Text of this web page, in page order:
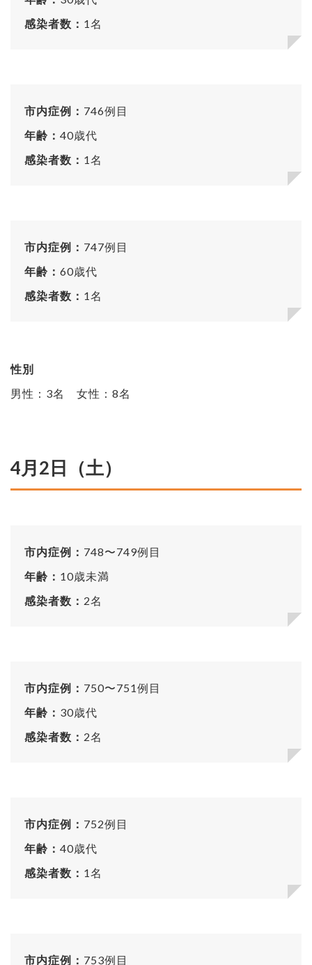
感染者数： 1名
市内症例： 746例目
年齢： 40歳代
感染者数： 1名
市内症例： 747例目
年齢： 60歳代
感染者数： 1名
性別
男性：3名 女性：8名
4月2日（土）
市内症例： 748〜749例目
年齢： 10歳未満
感染者数： 2名
市内症例： 750〜751例目
年齢： 30歳代
感染者数： 2名
市内症例： 752例目
年齢： 40歳代
感染者数： 1名
市内症例： 753例目